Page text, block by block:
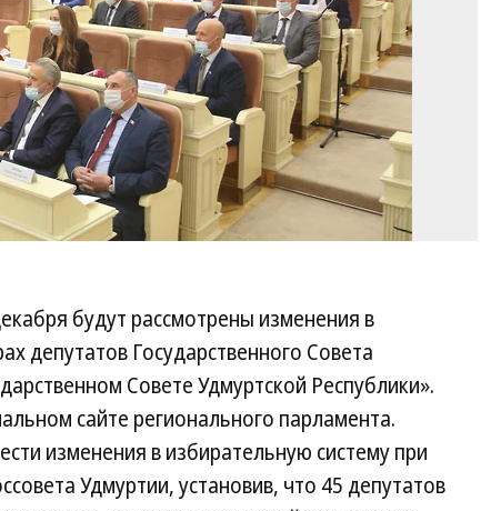
будут рассмотрены изменения в
депутатов Государственного Совета
Совете Удмуртской Республики».
сайте регионального парламента.
изменения в избирательную систему при
Удмуртии, установив, что 45 депутатов